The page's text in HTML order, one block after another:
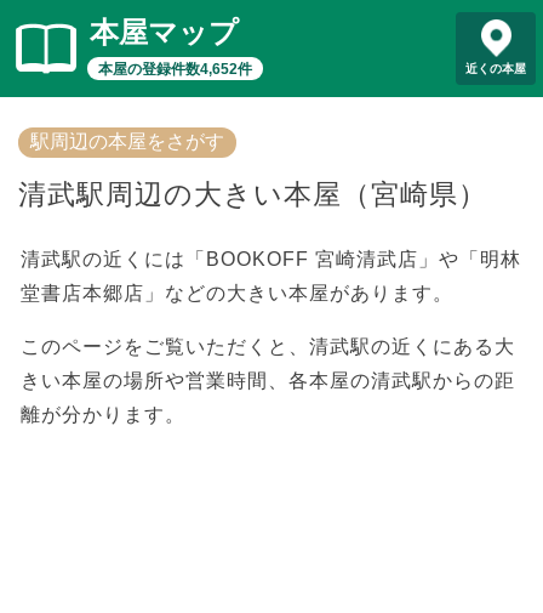
本屋マップ
本屋の登録件数4,652件 近くの本屋
駅周辺の本屋をさがす
清武駅周辺の大きい本屋（宮崎県）
清武駅の近くには「BOOKOFF 宮崎清武店」や「明林
堂書店本郷店」などの大きい本屋があります。
このページをご覧いただくと、清武駅の近くにある大
きい本屋の場所や営業時間、各本屋の清武駅からの距
離が分かります。